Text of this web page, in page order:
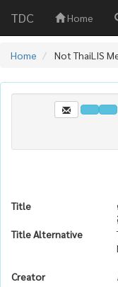
TDC Home
Home Not ThaiLIS
Title
Title Alternative
Creator